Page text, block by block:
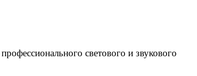
светового и звукового